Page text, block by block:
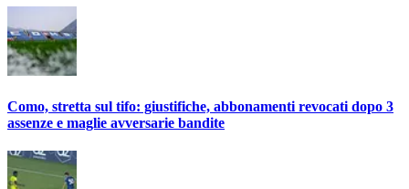
Como, stretta sul tifo: giustifiche, abbonamenti revocati dopo 3
assenze e maglie avversarie bandite